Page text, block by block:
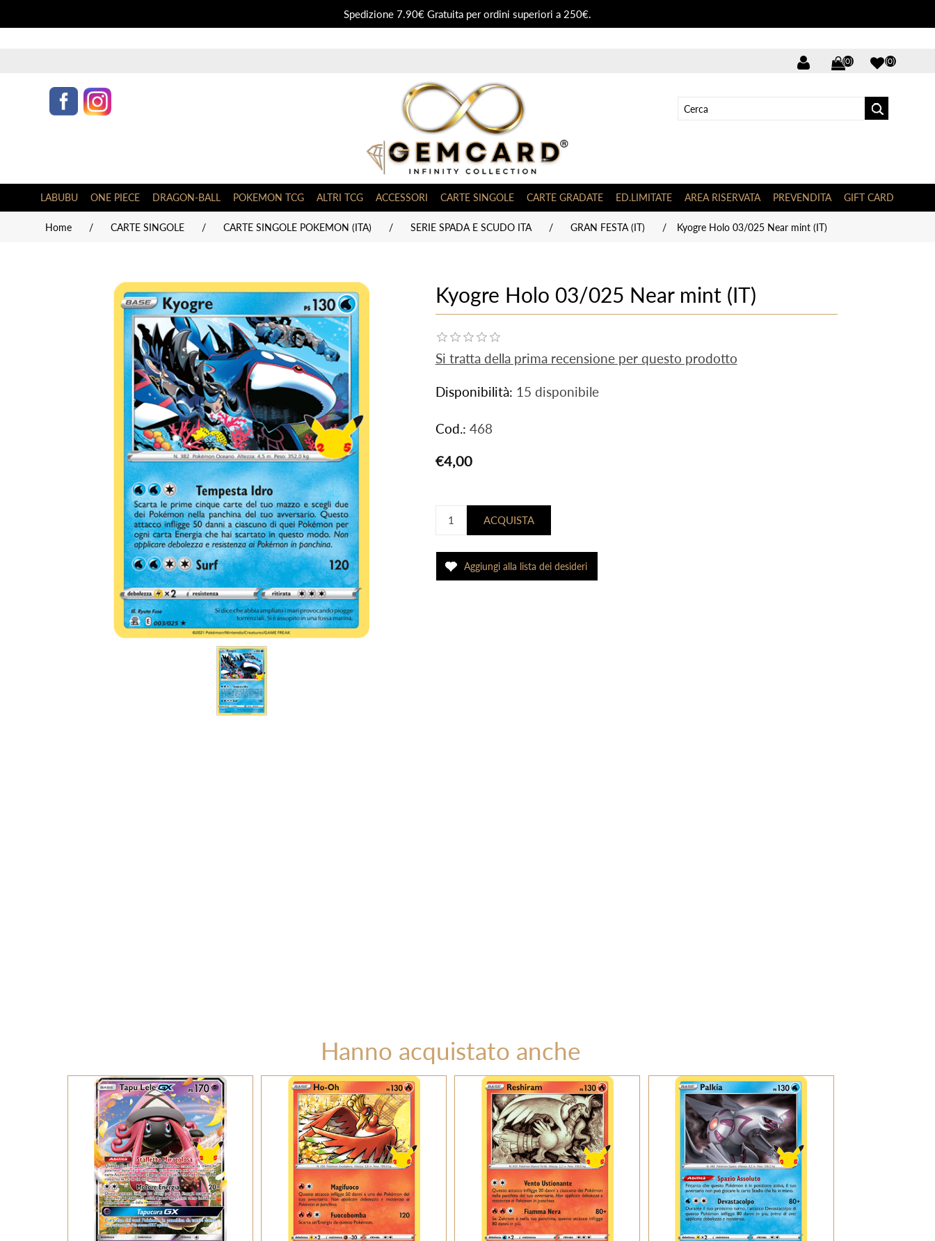
Spedizione 7.90€ Gratuita per ordini superiori a 250€.
(0) (0)
LABUBU ONE PIECE DRAGON-BALL POKEMON TCG ALTRI TCG ACCESSORI CARTE SINGOLE CARTE GRADATE ED.LIMITATE AREA RISERVATA PREVENDITA GIFT CARD
Home / CARTE SINGOLE / CARTE SINGOLE POKEMON (ITA) / SERIE SPADA E SCUDO ITA / GRAN FESTA (IT) / Kyogre Holo 03/025 Near mint (IT)
Kyogre Holo 03/025 Near mint (IT)
Si tratta della prima recensione per questo prodotto
Disponibilità: 15 disponibile
Cod.: 468
€4,00
Hanno acquistato anche